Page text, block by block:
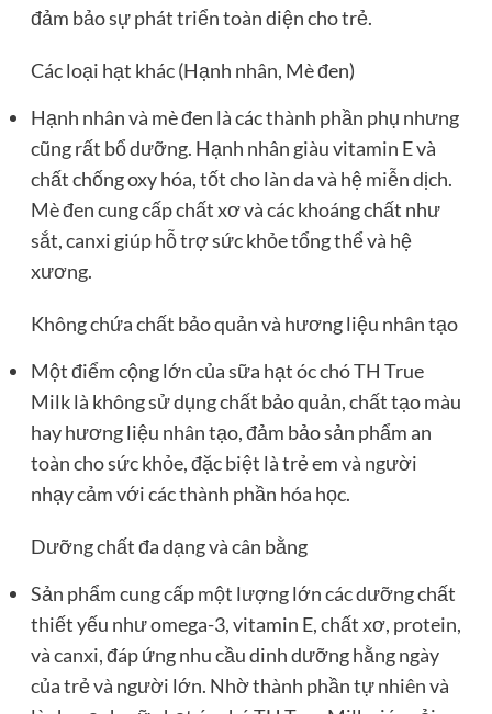
đảm bảo sự phát triển toàn diện cho trẻ.
Các loại hạt khác (Hạnh nhân, Mè đen)
Hạnh nhân và mè đen là các thành phần phụ nhưng
cũng rất bổ dưỡng. Hạnh nhân giàu vitamin E và
chất chống oxy hóa, tốt cho làn da và hệ miễn dịch.
Mè đen cung cấp chất xơ và các khoáng chất như
sắt, canxi giúp hỗ trợ sức khỏe tổng thể và hệ
xương.
Không chứa chất bảo quản và hương liệu nhân tạo
Một điểm cộng lớn của sữa hạt óc chó TH True
Milk là không sử dụng chất bảo quản, chất tạo màu
hay hương liệu nhân tạo, đảm bảo sản phẩm an
toàn cho sức khỏe, đặc biệt là trẻ em và người
nhạy cảm với các thành phần hóa học.
Dưỡng chất đa dạng và cân bằng
Sản phẩm cung cấp một lượng lớn các dưỡng chất
thiết yếu như omega-3, vitamin E, chất xơ, protein,
và canxi, đáp ứng nhu cầu dinh dưỡng hằng ngày
của trẻ và người lớn. Nhờ thành phần tự nhiên và